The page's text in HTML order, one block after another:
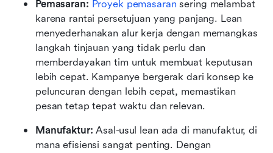
Pemasaran: Proyek pemasaran sering melambat
karena rantai persetujuan yang panjang. Lean
menyederhanakan alur kerja dengan memangkas
langkah tinjauan yang tidak perlu dan
memberdayakan tim untuk membuat keputusan
lebih cepat. Kampanye bergerak dari konsep ke
peluncuran dengan lebih cepat, memastikan
pesan tetap tepat waktu dan relevan.
Manufaktur: Asal-usul lean ada di manufaktur, di
mana efisiensi sangat penting. Dengan